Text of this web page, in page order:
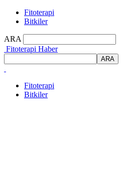
Fitoterapi
Bitkiler
ARA
Fitoterapi Haber
Fitoterapi
Bitkiler